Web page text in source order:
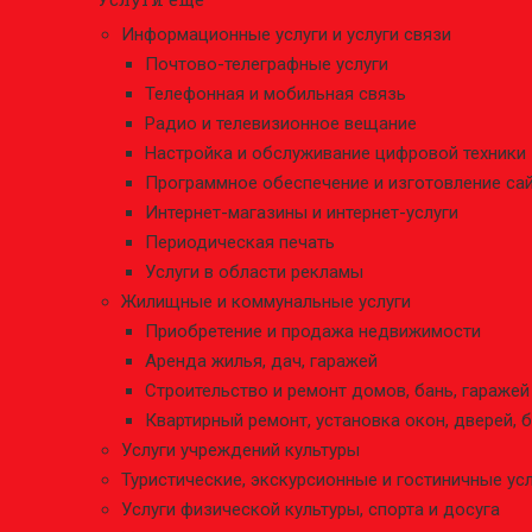
Информационные услуги и услуги связи
Почтово-телеграфные услуги
Телефонная и мобильная связь
Радио и телевизионное вещание
Настройка и обслуживание цифровой техники
Программное обеспечение и изготовление
Интернет-магазины и интернет-услуги
Периодическая печать
Услуги в области рекламы
Жилищные и коммунальные услуги
Приобретение и продажа недвижимости
Аренда жилья, дач, гаражей
Строительство и ремонт домов, бань, гаражей
Квартирный ремонт, установка окон, дверей,
Услуги учреждений культуры
Туристические, экскурсионные и гостиничные
Услуги физической культуры, спорта и досуга